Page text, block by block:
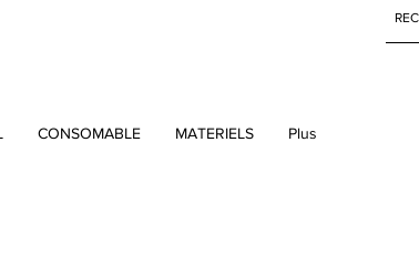
CONSOMABLE MATERIELS Plus